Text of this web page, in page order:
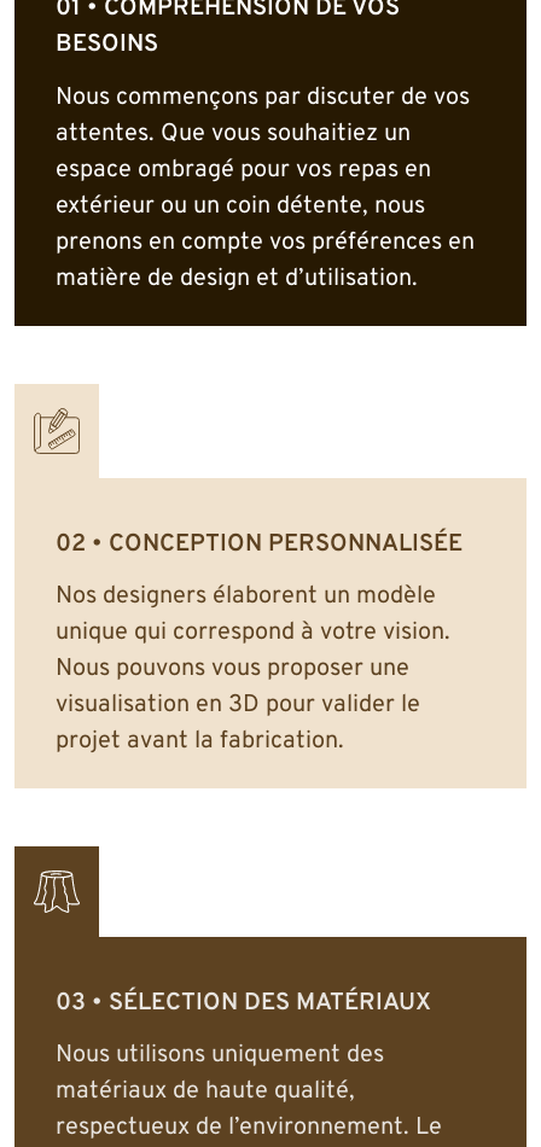
COMPRÉHENSION DE VOS
BESOINS
Nous commençons par discuter de vos
attentes. Que vous souhaitiez un
espace ombragé pour vos repas en
extérieur ou un coin détente, nous
prenons en compte vos préférences en
matière de design et d’utilisation.
CONCEPTION PERSONNALISÉE
Nos designers élaborent un modèle
unique qui correspond à votre vision.
Nous pouvons vous proposer une
visualisation en 3D pour valider le
projet avant la fabrication.
SÉLECTION DES MATÉRIAUX
Nous utilisons uniquement des
matériaux de haute qualité,
respectueux de l’environnement. Le